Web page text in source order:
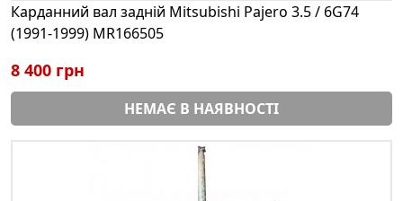
Карданний вал задній Mitsubishi Pajero 3.5 / 6G74
(1991-1999) MR166505
8 400 грн
НЕМАЄ В НАЯВНОСТІ